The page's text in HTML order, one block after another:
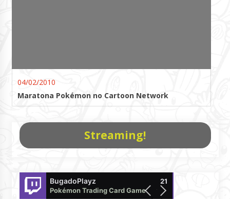
04/02/2010
Maratona Pokémon no Cartoon Network
Streaming!
BugadoPlayz
Pokémon Trading Card Game Live
21